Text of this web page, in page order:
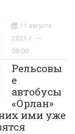
11 августа
2021 г. —
09:00
Рельсовы
е
автобусы
«Орлан»
ими уже